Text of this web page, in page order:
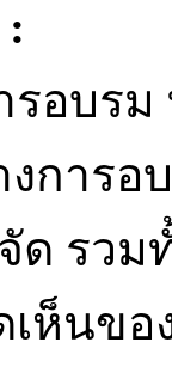
บรม
งการ
ด รวม
ห็นขอ